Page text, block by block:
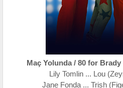
Maç Yolunda / 80 for
Lily Tomlin ... Lou
Jane Fonda ... Trish